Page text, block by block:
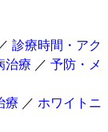
診療時間・アク
治療 ／ 予防・メ
療 ／ ホワイトニ